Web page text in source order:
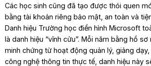
Các học sinh cũng đã tạo được thói quen
bằng tài khoản riêng bảo mật, an toàn và
Danh hiệu Trường học điển hình Microsoft
là danh hiệu “vĩnh cửu”. Mỗi năm bằng hồ
minh chứng từ hoạt động quản lý, giảng
công nghệ thông tin thực tế, danh hiệu này